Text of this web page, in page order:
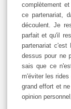
complètement
ce partenariat,
découlent. Je
parfait et qu'il
partenariat
dessus pour ne
sais que ce
m'éviter les
grand effort et
opinion